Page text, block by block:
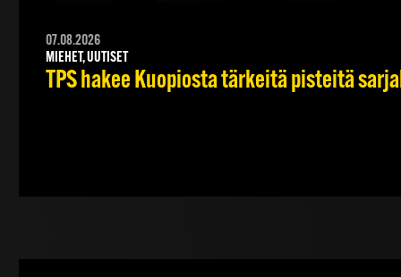
07.08.2026
MIEHET, UUTISET
TPS hakee Kuopiosta tärkeitä pisteitä